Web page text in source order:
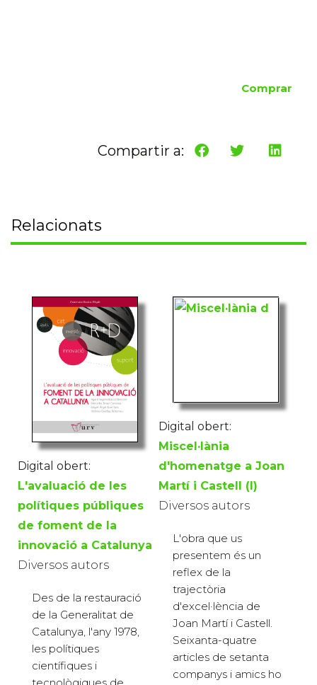
Comprar
Compartir a:
Relacionats
Digital obert:
L'avaluació de les
polítiques públiques
de foment de la
innovació a Catalunya
Diversos autors
Des de la restauració
de la Generalitat de
Catalunya, l'any 1978,
les polítiques
científiques i
Digital obert:
Miscel·lània
d'homenatge a Joan
Martí i Castell (I)
Diversos autors
L'obra que us
presentem és un
reflex de la
trajectòria
d'excel·lència de
Joan Martí i Castell.
Seixanta-quatre
articles de setanta
companys i amics ho